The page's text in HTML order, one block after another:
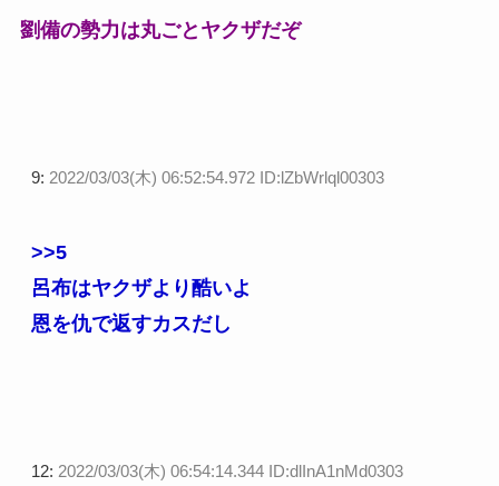
劉備の勢力は丸ごとヤクザだぞ
9: 2022/03/03(木) 06:52:54.972 ID:lZbWrlql00303
>>5
呂布はヤクザより酷いよ
恩を仇で返すカスだし
12: 2022/03/03(木) 06:54:14.344 ID:dlInA1nMd0303